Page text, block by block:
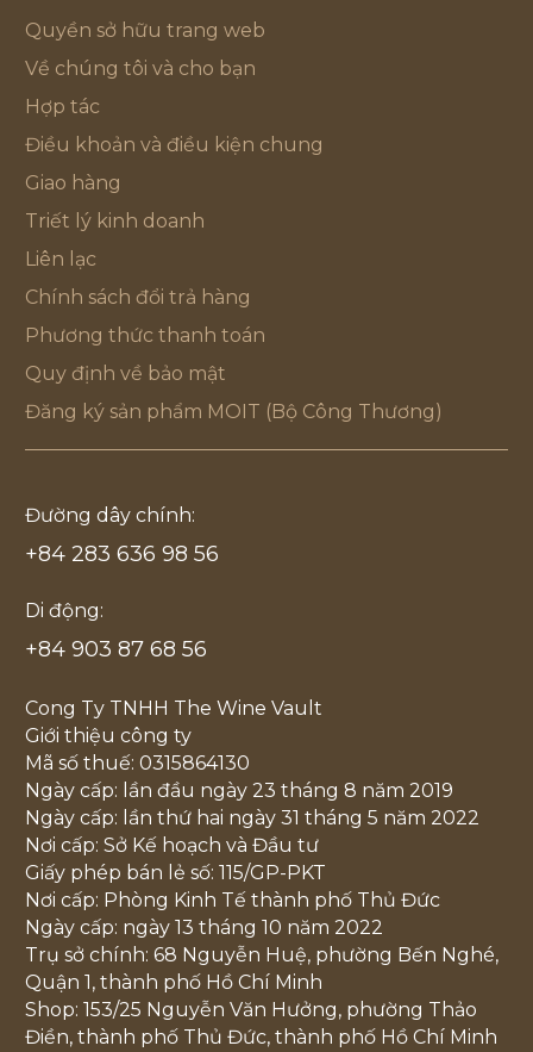
Quyền sở hữu trang web
Về chúng tôi và cho bạn
Hợp tác
Điều khoản và điều kiện chung
Giao hàng
Triết lý kinh doanh
Liên lạc
Chính sách đổi trả hàng
Phương thức thanh toán
Quy định về bảo mật
Đăng ký sản phẩm MOIT (Bộ Công Thương)
Đường dây chính:
+84 283 636 98 56
Di động:
+84 903 87 68 56
Cong Ty TNHH The Wine Vault
Giới thiệu công ty
Mã số thuế: 0315864130
Ngày cấp: lần đầu ngày 23 tháng 8 năm 2019
Ngày cấp: lần thứ hai ngày 31 tháng 5 năm 2022
Nơi cấp: Sở Kế hoạch và Đầu tư
Giấy phép bán lẻ số: 115/GP-PKT
Nơi cấp: Phòng Kinh Tế thành phố Thủ Đức
Ngày cấp: ngày 13 tháng 10 năm 2022
Trụ sở chính: 68 Nguyễn Huệ, phường Bến Nghé,
Quận 1, thành phố Hồ Chí Minh
Shop: 153/25 Nguyễn Văn Hưởng, phường Thảo
Điền, thành phố Thủ Đức, thành phố Hồ Chí Minh